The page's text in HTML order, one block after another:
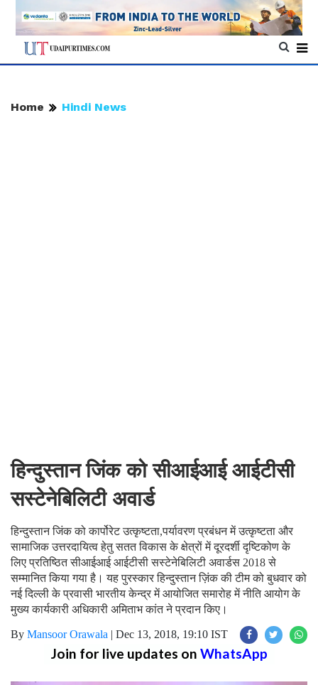
Home Hindi News
हिन्दुस्तान जिंक को सीआईआई आईटीसी
सस्टेनेबिलिटी अवार्ड
हिन्दुस्तान जिंक को कार्पोरेट उत्कृष्टता,पर्यावरण प्रबंधन में उत्कृष्टता और
सामाजिक उत्तरदायित्व हेतु सतत विकास के क्षेत्रों में दूरदर्शी दृष्टिकोण के
लिए प्रतिष्ठित सीआईआई आईटीसी सस्टेनेबिलिटी अवार्डस 2018 से
सम्मानित किया गया है। यह पुरस्कार हिन्दुस्तान ज़िंक की टीम को बुधवार को
नई दिल्ली के प्रवासी भारतीय केन्द्र में आयोजित समारोह में नीति आयोग के
मुख्य कार्यकारी अधिकारी अमिताभ कांत ने प्रदान किए।
By Mansoor Orawala | Dec 13, 2018, 19:10 IST
Join for live updates on WhatsApp